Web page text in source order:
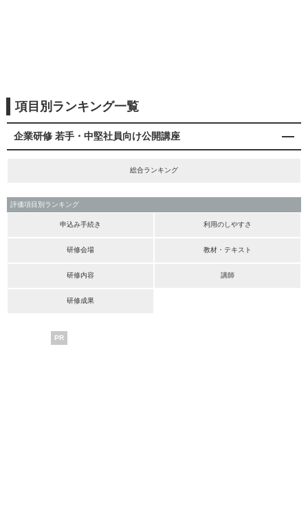
項目別ランキング一覧
企業研修 若手・中堅社員向け公開講座
総合ランキング
評価項目別ランキング
申込み手続き 利用のしやすさ
研修会場 教材・テキスト
研修内容 講師
研修成果
PR